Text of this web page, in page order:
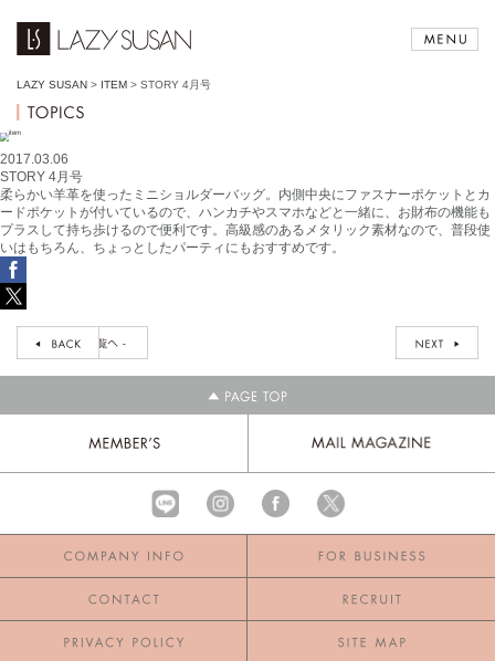
LAZY SUSAN > ITEM > STORY 4月号
2017.03.06
STORY 4月号
柔らかい羊革を使ったミニショルダーバッグ。内側中央にファスナーポケットとカ
ードポケットが付いているので、ハンカチやスマホなどと一緒に、お財布の機能も
プラスして持ち歩けるので便利です。高級感のあるメタリック素材なので、普段使
いはもちろん、ちょっとしたパーティにもおすすめです。